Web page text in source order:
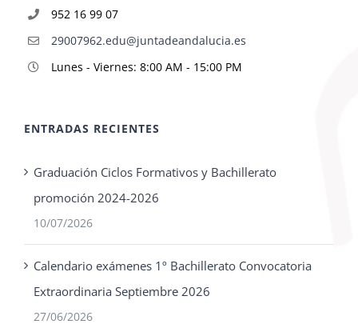
952 16 99 07
29007962.edu@juntadeandalucia.es
Lunes - Viernes: 8:00 AM - 15:00 PM
ENTRADAS RECIENTES
Graduación Ciclos Formativos y Bachillerato
promoción 2024-2026
10/07/2026
Calendario exámenes 1º Bachillerato Convocatoria
Extraordinaria Septiembre 2026
27/06/2026